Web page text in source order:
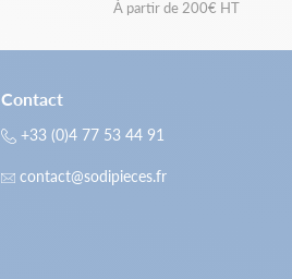
À partir de 200€ HT
Contact
+33 (0)4 77 53 44 91
contact@sodipieces.fr